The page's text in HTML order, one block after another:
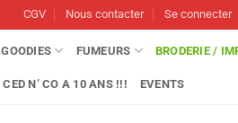
CGV Nous contacter Se connecter
GOODIES FUMEURS BRODERIE /
CED N’ CO A 10 ANS !!! EVENTS